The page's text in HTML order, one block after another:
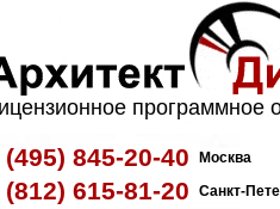
программное
(495) 845-20-40 Москва
(812) 615-81-20 Санкт-